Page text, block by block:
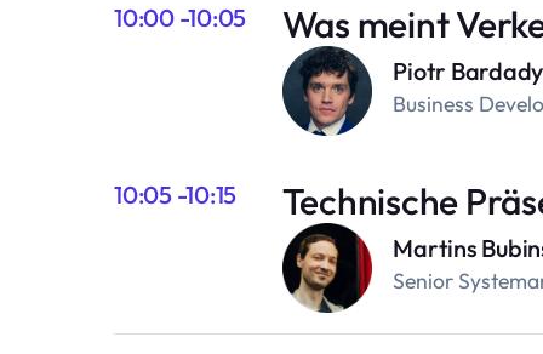
10:00 -10:05 Was meint
Piotr
Business
10:05 -10:15 Technische
Martins
Senior